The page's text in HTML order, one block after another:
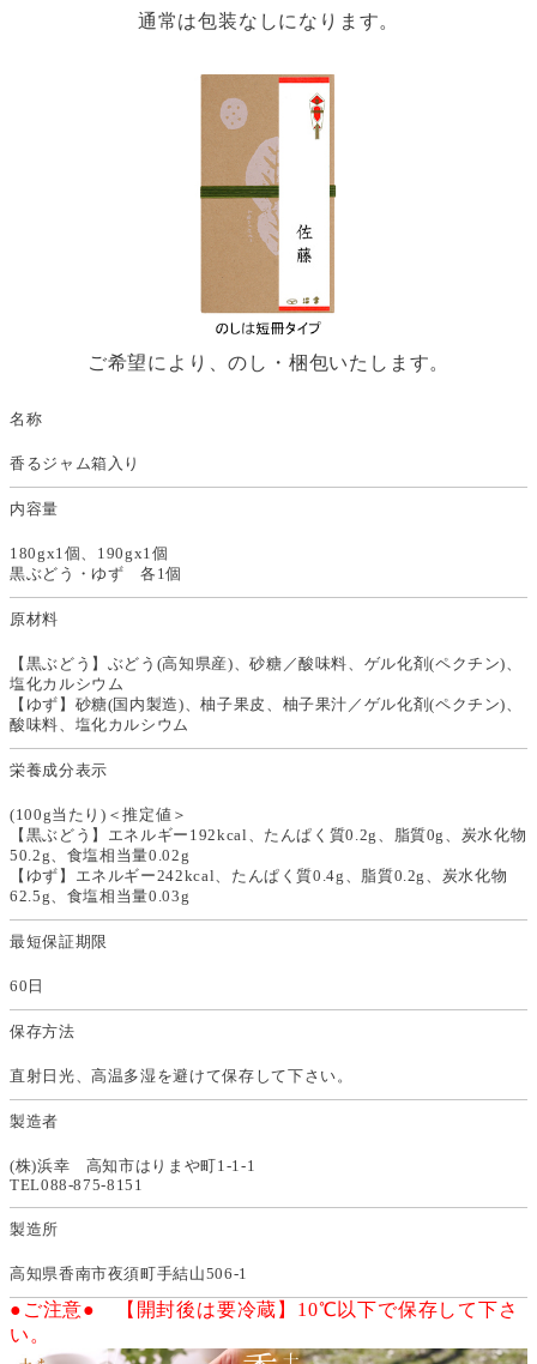
通常は包装なしになります。
ご希望により、のし・梱包いたします。
名称
香るジャム箱入り
内容量
180gx1個、190gx1個
黒ぶどう・ゆず 各1個
原材料
【黒ぶどう】ぶどう(高知県産)、砂糖／酸味料、ゲル化剤(ペクチン)、
塩化カルシウム
【ゆず】砂糖(国内製造)、柚子果皮、柚子果汁／ゲル化剤(ペクチン)、
酸味料、塩化カルシウム
栄養成分表示
(100g当たり)＜推定値＞
【黒ぶどう】エネルギー192kcal、たんぱく質0.2g、脂質0g、炭水化物
50.2g、食塩相当量0.02g
【ゆず】エネルギー242kcal、たんぱく質0.4g、脂質0.2g、炭水化物
62.5g、食塩相当量0.03g
最短保証期限
60日
保存方法
直射日光、高温多湿を避けて保存して下さい。
製造者
(株)浜幸 高知市はりまや町1-1-1
TEL088-875-8151
製造所
高知県香南市夜須町手結山506-1
●ご注意● 【開封後は要冷蔵】10℃以下で保存して下さ
い。